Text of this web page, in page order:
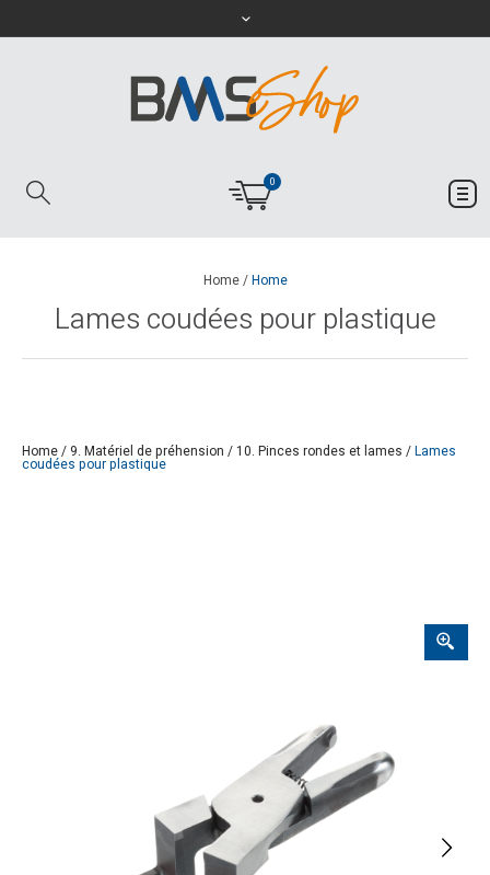
0
Home/Home
Lames coudées pour plastique
Home/ 9. Matériel de préhension /10. Pinces rondes et lames /Lames
coudées pour plastique